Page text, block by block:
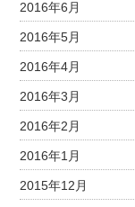
2016年6月
2016年5月
2016年4月
2016年3月
2016年2月
2016年1月
2015年12月